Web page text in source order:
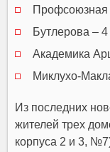
Профсоюзная
Бутлерова –
Академика
Миклухо-
Из последних
жителей трех
корпуса 2 и 3,